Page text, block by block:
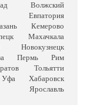
Волжский
Евпатория
Кемерово
Махачкала
Новокузнецк
Пермь Рим
Тольятти
Уфа
Хабаровск
Ярославль